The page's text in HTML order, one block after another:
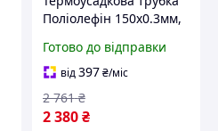
Поліолефін 150x0.3мм,
Готово до відправки
від397₴/міс
2 380₴
2 761 ₴